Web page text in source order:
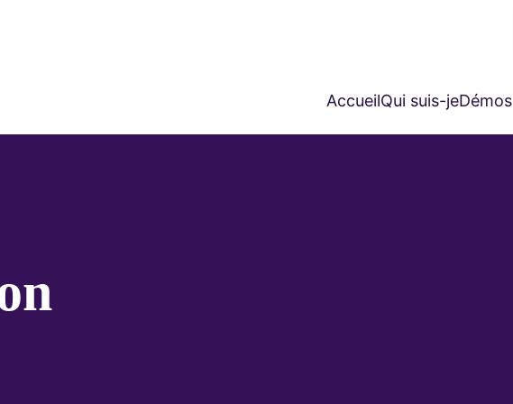
AccueilQui suis-jeDémos